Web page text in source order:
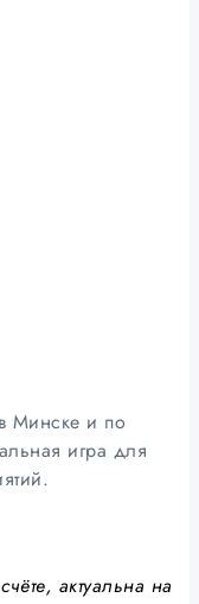
Минске и по
игра для
актуальна на